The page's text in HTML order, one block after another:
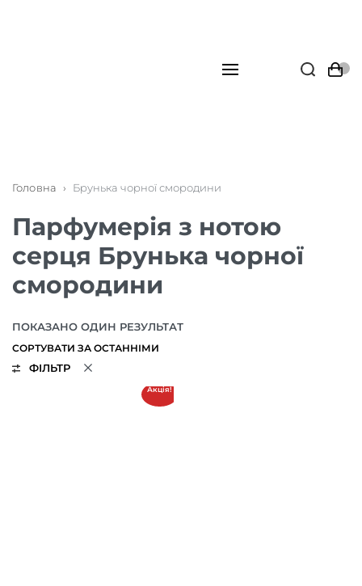
Головна › Брунька чорної смородини
Парфумерія з нотою
серця Брунька чорної
смородини
ПОКАЗАНО ОДИН РЕЗУЛЬТАТ
ФІЛЬТР
Акція!